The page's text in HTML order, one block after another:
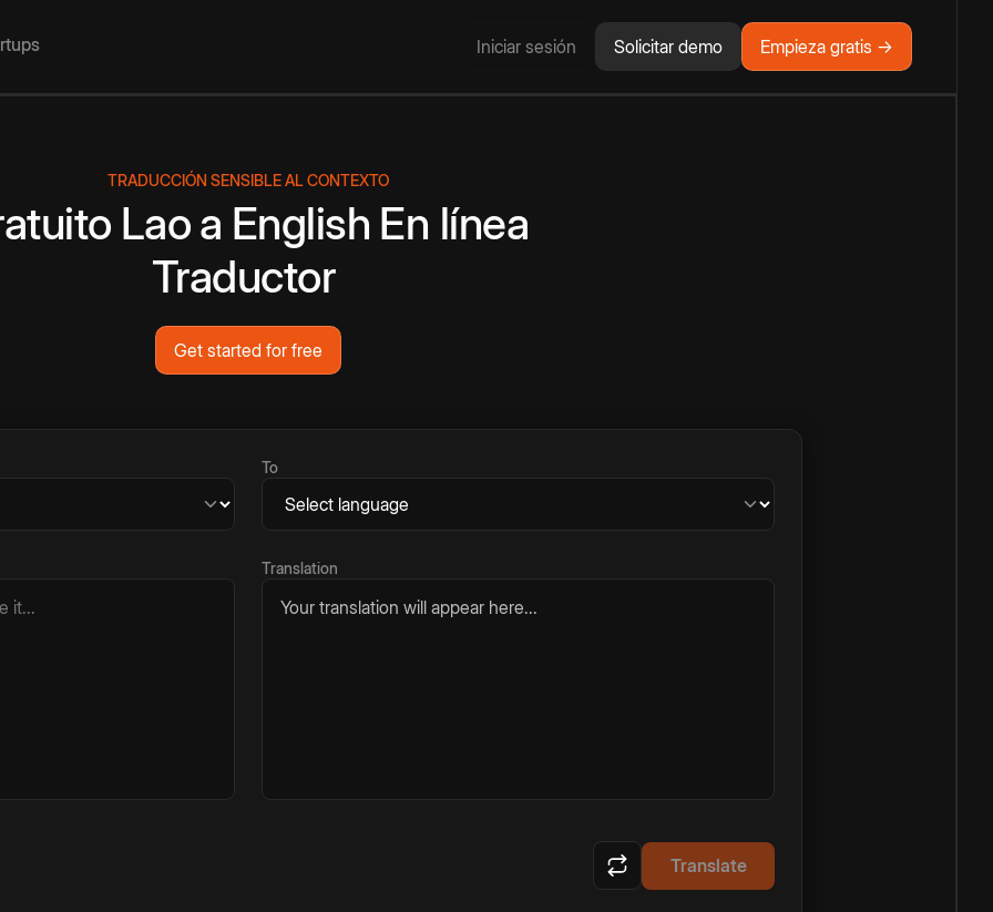
Iniciar sesión Solicitar demo Empieza gratis →
TRADUCCIÓN SENSIBLE AL CONTEXTO
Laoa English En línea
Traductor
Get started for free
To
Translation
Your translation will appear here...
Translate